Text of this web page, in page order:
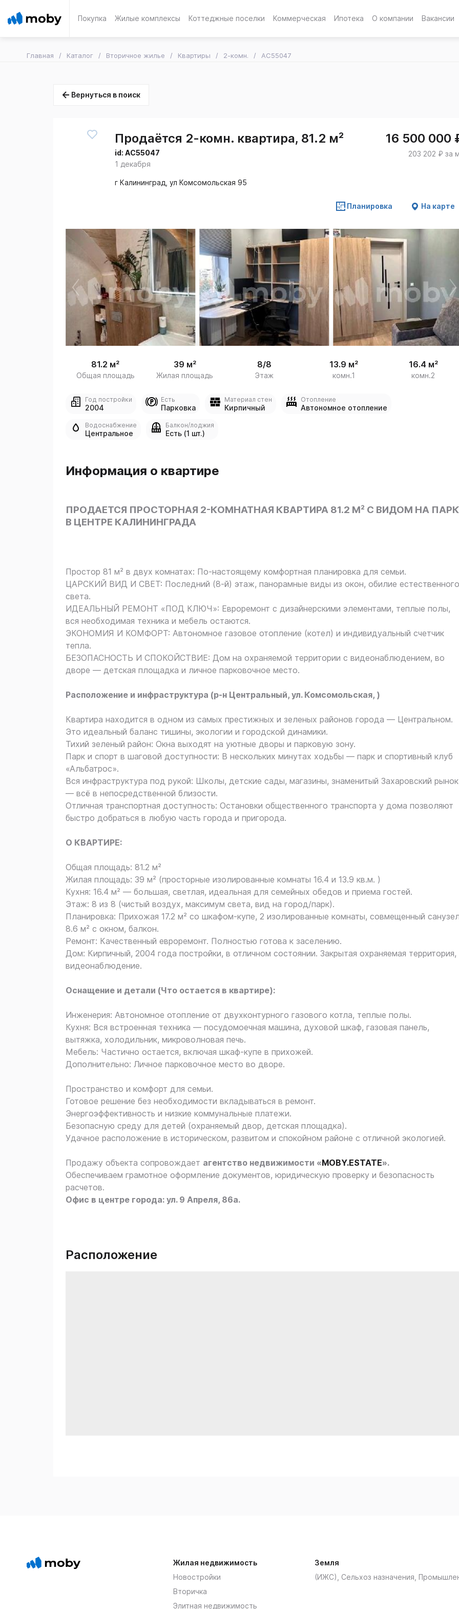
Покупка Жилые комплексы Коттеджные поселки Коммерческая Ипотека О компании Вакансии
Главная Каталог Вторичное жилье Квартиры 2-комн. AC55047
Вернуться в поиск
Продаётся 2-комн. квартира, 81.2 м²
id: AC55047
1 декабря
16 500 000
203 202 ₽ за
г Калининград, ул Комсомольская 95
Планировка На карте
1
/
81.2 м²
Общая площадь
39 м²
Жилая площадь
8/8
Этаж
13.9 м²
комн.1
16.4 м²
комн.2
Год постройки
2004
Есть
Парковка
Материал стен
Кирпичный
Отопление
Автономное отопление
Водоснабжение
Центральное
Балкон/лоджия
Есть (1 шт.)
Информация о квартире
ПРОДАЕТСЯ ПРОСТОРНАЯ 2-КОМНАТНАЯ КВАРТИРА 81.2 М² С ВИДОМ НА ПАРК
В ЦЕНТРЕ КАЛИНИНГРАДА
Простор 81 м² в двух комнатах: По-настоящему комфортная планировка для семьи.
ЦАРСКИЙ ВИД И СВЕТ: Последний (8-й) этаж, панорамные виды из окон, обилие естественного
света.
ИДЕАЛЬНЫЙ РЕМОНТ «ПОД КЛЮЧ»: Евроремонт с дизайнерскими элементами, теплые полы,
вся необходимая техника и мебель остаются.
ЭКОНОМИЯ И КОМФОРТ: Автономное газовое отопление (котел) и индивидуальный счетчик
тепла.
БЕЗОПАСНОСТЬ И СПОКОЙСТВИЕ: Дом на охраняемой территории с видеонаблюдением, во
дворе — детская площадка и личное парковочное место.
Расположение и инфраструктура (р-н Центральный, ул. Комсомольская, )
Квартира находится в одном из самых престижных и зеленых районов города — Центральном.
Это идеальный баланс тишины, экологии и городской динамики.
Тихий зеленый район: Окна выходят на уютные дворы и парковую зону.
Парк и спорт в шаговой доступности: В нескольких минутах ходьбы — парк и спортивный клуб
«Альбатрос».
Вся инфраструктура под рукой: Школы, детские сады, магазины, знаменитый Захаровский рынок
— всё в непосредственной близости.
Отличная транспортная доступность: Остановки общественного транспорта у дома позволяют
быстро добраться в любую часть города и пригорода.
О КВАРТИРЕ:
Общая площадь: 81.2 м²
Жилая площадь: 39 м² (просторные изолированные комнаты 16.4 и 13.9 кв.м. )
Кухня: 16.4 м² — большая, светлая, идеальная для семейных обедов и приема гостей.
Этаж: 8 из 8 (чистый воздух, максимум света, вид на город/парк).
Планировка: Прихожая 17.2 м² со шкафом-купе, 2 изолированные комнаты, совмещенный
8.6 м² с окном, балкон.
Ремонт: Качественный евроремонт. Полностью готова к заселению.
Дом: Кирпичный, 2004 года постройки, в отличном состоянии. Закрытая охраняемая территория,
видеонаблюдение.
Оснащение и детали (Что остается в квартире):
Инженерия: Автономное отопление от двухконтурного газового котла, теплые полы.
Кухня: Вся встроенная техника — посудомоечная машина, духовой шкаф, газовая панель,
вытяжка, холодильник, микроволновая печь.
Мебель: Частично остается, включая шкаф-купе в прихожей.
Дополнительно: Личное парковочное место во дворе.
Пространство и комфорт для семьи.
Готовое решение без необходимости вкладываться в ремонт.
Энергоэффективность и низкие коммунальные платежи.
Безопасную среду для детей (охраняемый двор, детская площадка).
Удачное расположение в историческом, развитом и спокойном районе с отличной экологией.
Продажу объекта сопровождает агентство недвижимости «MOBY.ESTATE».
Обеспечиваем грамотное оформление документов, юридическую проверку и безопасность
расчетов.
Офис в центре города: ул. 9 Апреля, 86а.
Расположение
Жилая недвижимость
Новостройки
Вторичка
Элитная недвижимость
Земля
(ИЖС), Сельхоз назначения,